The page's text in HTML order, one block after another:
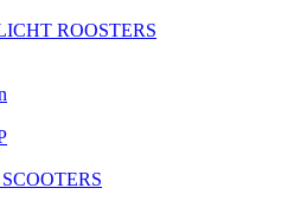
ROOSTERS